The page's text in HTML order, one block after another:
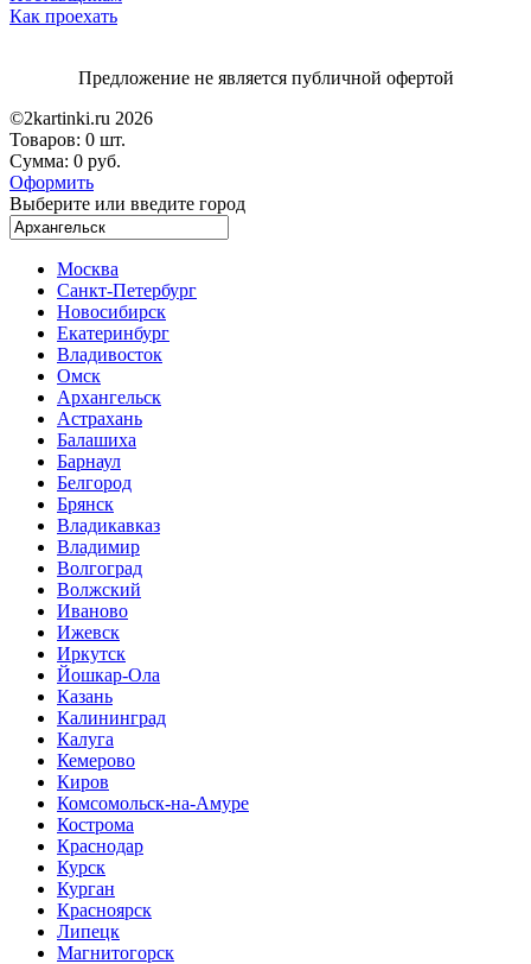
Как проехать
Предложение не является публичной офертой
©2kartinki.ru 2026
Товаров: 0 шт.
Сумма: 0 руб.
Оформить
Выберите или введите город
Москва
Санкт-Петербург
Новосибирск
Екатеринбург
Владивосток
Омск
Архангельск
Астрахань
Балашиха
Барнаул
Белгород
Брянск
Владикавказ
Владимир
Волгоград
Волжский
Иваново
Ижевск
Иркутск
Йошкар-Ола
Казань
Калининград
Калуга
Кемерово
Киров
Комсомольск-на-Амуре
Кострома
Краснодар
Курск
Курган
Красноярск
Липецк
Магнитогорск